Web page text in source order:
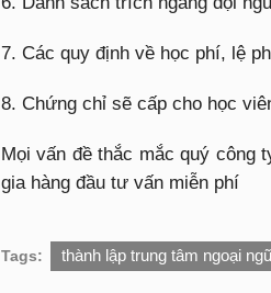
7. Các quy định về học phí, lệ
8. Chứng chỉ sẽ cấp cho học
Mọi vấn đề thắc mắc quý công
gia hàng đầu tư vấn miễn phí
Tags: thành lập trung tâm ngoại